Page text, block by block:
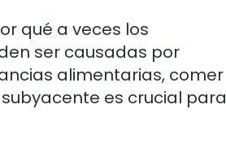
qué a veces los
ser causadas por
alimentarias, comer
es crucial para